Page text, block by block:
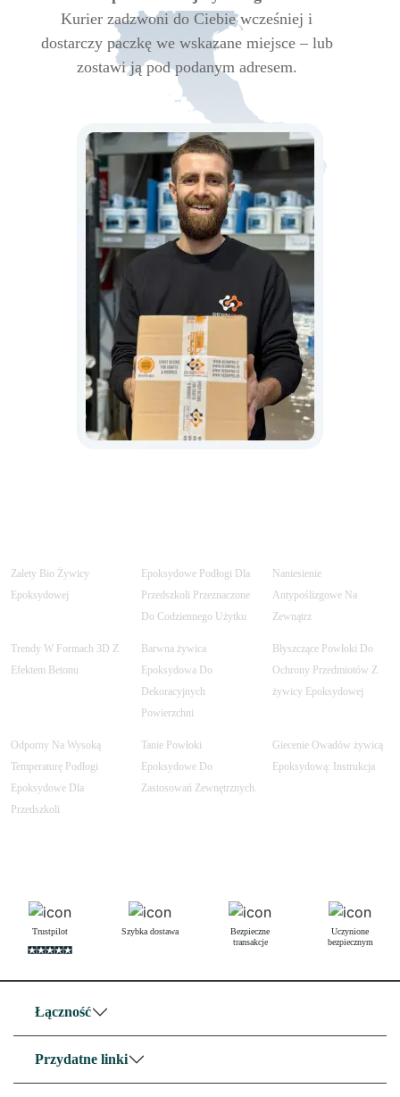
Kurier zadzwoni do Ciebie wcześniej i
dostarczy paczkę we wskazane miejsce – lub
zostawi ją pod podanym adresem.
Zalety Bio Żywicy
Epoksydowej
Epoksydowe Podłogi Dla
Przedszkoli Przeznaczone
Do Codziennego Użytku
Naniesienie
Antypoślizgowe Na
Zewnątrz
Trendy W Formach 3D Z
Efektem Betonu
Barwna żywica
Epoksydowa Do
Dekoracyjnych
Powierzchni
Błyszczące Powłoki Do
Ochrony Przedmiotów Z
żywicy Epoksydowej
Odporny Na Wysoką
Temperaturę Podłogi
Epoksydowe Dla
Przedszkoli
Tanie Powłoki
Epoksydowe Do
Zastosowań Zewnętrznych.
Giecenie Owadów żywicą
Epoksydową: Instrukcja
Trustpilot Szybka dostawa
Bezpieczne
transakcje
Uczynione
bezpiecznym
Łączność
Przydatne linki